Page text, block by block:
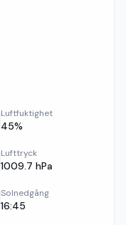
Luftfuktighet
45%
Lufttryck
1009.7 hPa
Solnedgång
16:45